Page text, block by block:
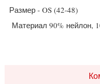
Размер - OS (42-48)
Материал 90% нейлон,